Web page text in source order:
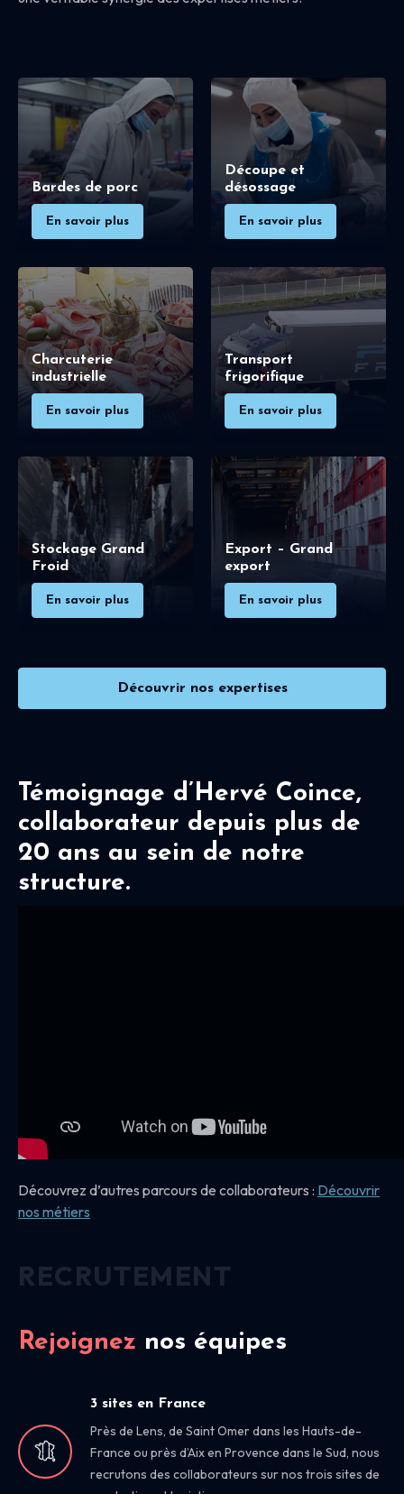
Bardes de porc
En savoir plus
Découpe et
désossage
En savoir plus
Charcuterie
industrielle
En savoir plus
Transport
frigorifique
En savoir plus
Stockage Grand
Froid
En savoir plus
Export – Grand
export
En savoir plus
Découvrir nos expertises
Témoignage d’Hervé Coince,
collaborateur depuis plus de
20 ans au sein de notre
structure.
Découvrez d’autres parcours de collaborateurs : Découvrir
nos métiers
Rejoignez nos équipes
3 sites en France
Près de Lens, de Saint Omer dans les Hauts-de-
France ou près d’Aix en Provence dans le Sud, nous
recrutons des collaborateurs sur nos trois sites de
RECRUTEMENT